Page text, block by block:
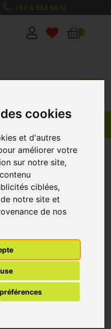
cookies
et d'autres
améliorer votre
sur notre site,
ciblées,
notre site et
de nos
+32 4 263 56 12
ma santé, mes
0